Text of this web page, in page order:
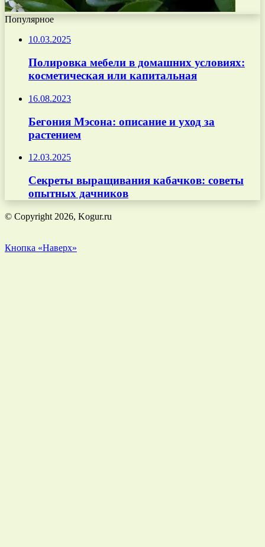
Популярное
10.03.2025
Полировка мебели в домашних условиях:
косметическая или капитальная
16.08.2023
Бегония Мэсона: описание и уход за
растением
12.03.2025
Секреты выращивания кабачков: советы
опытных дачников
© Copyright 2026, Kogur.ru
Кнопка «Наверх»